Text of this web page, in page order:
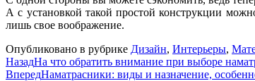
А с установкой такой простой конструкции
лишь свое воображение.
Опубликовано в рубрике Дизайн, Интерьеры,
НазадНа что обратить внимание при выборе
ВпередНаматрасники: виды и назначение,